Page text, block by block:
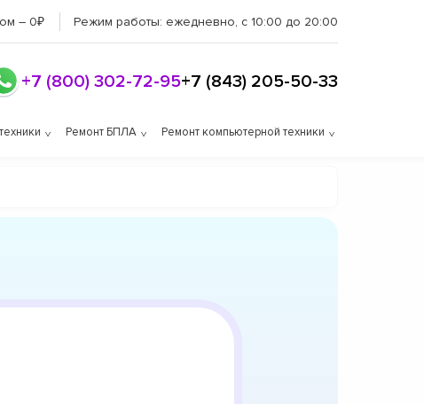
– 0₽ Режим работы: ежедневно, с 10:00 до 20:00
+7 (800) 302-72-95+7 (843) 205-50-33
Ремонт БПЛА Ремонт компьютерной техники